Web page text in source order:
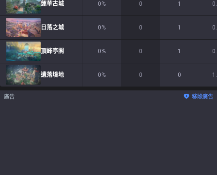
蓮華古城 0% 0 1
日落之城 0% 0 1
頂峰亭閣 0% 0 1
遺落境地 0% 0 0
廣告 移除廣告